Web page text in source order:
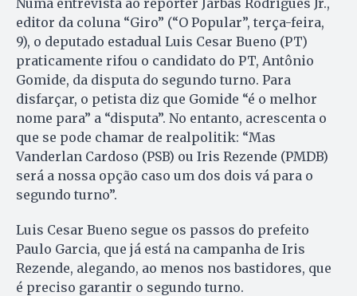
editor da coluna “Giro” (“O Popular”, terça-feira,
9), o deputado estadual Luis Cesar Bueno (PT)
praticamente rifou o candidato do PT, Antônio
Gomide, da disputa do segundo turno. Para
disfarçar, o petista diz que Gomide “é o melhor
nome para” a “disputa”. No entanto, acrescenta o
que se pode chamar de realpolitik: “Mas
Vanderlan Cardoso (PSB) ou Iris Rezende (PMDB)
será a nossa opção caso um dos dois vá para o
segundo turno”.
Luis Cesar Bueno segue os passos do prefeito
Paulo Garcia, que já está na campanha de Iris
Rezende, alegando, ao menos nos bastidores, que
é preciso garantir o segundo turno.